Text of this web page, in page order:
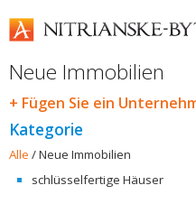
Neue Immobilien
+ Fügen Sie ein
Kategorie
Alle /Neue Immobilien
schlüsselfertige Häuser